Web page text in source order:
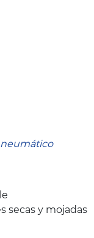
secas y mojadas